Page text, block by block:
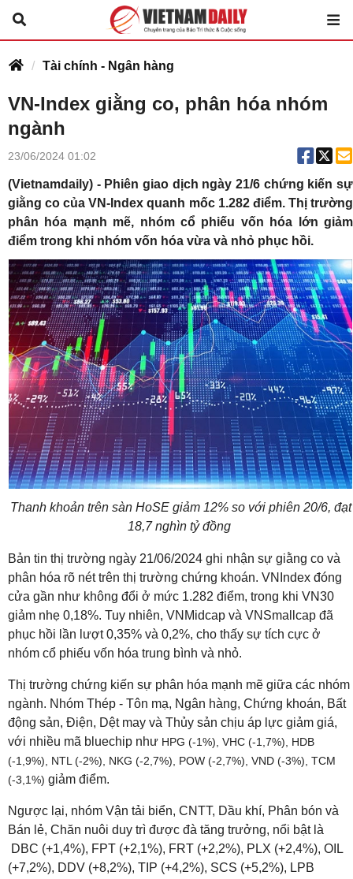
Tài chính - Ngân hàng
VN-Index giằng co, phân hóa nhóm
ngành
23/06/2024 01:02
(Vietnamdaily) - Phiên giao dịch ngày 21/6 chứng kiến sự
giằng co của VN-Index quanh mốc 1.282 điểm. Thị trường
phân hóa mạnh mẽ, nhóm cổ phiếu vốn hóa lớn giảm
điểm trong khi nhóm vốn hóa vừa và nhỏ phục hồi.
Thanh khoản trên sàn HoSE giảm 12% so với phiên 20/6, đạt
18,7 nghìn tỷ đồng
Bản tin thị trường ngày 21/06/2024 ghi nhận sự giằng co và
phân hóa rõ nét trên thị trường chứng khoán. VNIndex đóng
cửa gần như không đổi ở mức 1.282 điểm, trong khi VN30
giảm nhẹ 0,18%. Tuy nhiên, VNMidcap và VNSmallcap đã
phục hồi lần lượt 0,35% và 0,2%, cho thấy sự tích cực ở
nhóm cổ phiếu vốn hóa trung bình và nhỏ.
Thị trường chứng kiến sự phân hóa mạnh mẽ giữa các nhóm
ngành. Nhóm Thép - Tôn mạ, Ngân hàng, Chứng khoán, Bất
động sản, Điện, Dệt may và Thủy sản chịu áp lực giảm giá,
với nhiều mã bluechip như HPG (-1%), VHC (-1,7%), HDB
(-1,9%), NTL (-2%), NKG (-2,7%), POW (-2,7%), VND (-3%), TCM
(-3,1%) giảm điểm.
Ngược lại, nhóm Vận tải biển, CNTT, Dầu khí, Phân bón và
Bán lẻ, Chăn nuôi duy trì được đà tăng trưởng, nổi bật là
DBC (+1,4%), FPT (+2,1%), FRT (+2,2%), PLX (+2,4%), OIL
(+7,2%), DDV (+8,2%), TIP (+4,2%), SCS (+5,2%), LPB